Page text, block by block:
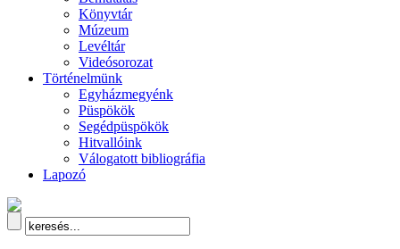
Könyvtár
Múzeum
Levéltár
Videósorozat
Történelmünk
Egyházmegyénk
Püspökök
Segédpüspökök
Hitvallóink
Válogatott bibliográfia
Lapozó